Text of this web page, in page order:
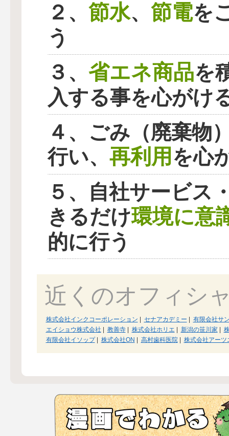
２、 節水、 節電を
う
３、 省エネ商品を
入する事を心がけ
４、ごみ（廃棄物
行い、 再利用を心
５、自社サービス
きるだけ環境に意
的に行う
近くのオフィシ
株式会社インクコーポレーション セナアカデミー
有限会社サ
エイショウ株式会社
教善寺| 株式会社ホリエ| 新潟の笹川家
有限会社イソップ| 株式会社ON 高村歯科医院| 株式会社アーツ